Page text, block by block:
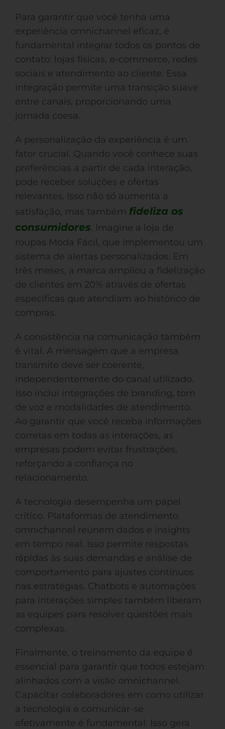
Para garantir que você tenha uma
experiência omnichannel eficaz, é
fundamental integrar todos os pontos de
contato: lojas físicas, e-commerce, redes
sociais e atendimento ao cliente. Essa
integração permite uma transição suave
entre canais, proporcionando uma
jornada coesa.
A personalização da experiência é um
fator crucial. Quando você conhece suas
preferências a partir de cada interação,
pode receber soluções e ofertas
relevantes. Isso não só aumenta a
satisfação, mas também fideliza os
consumidores. Imagine a loja de
roupas Moda Fácil, que implementou um
sistema de alertas personalizados. Em
três meses, a marca ampliou a fidelização
de clientes em 20% através de ofertas
específicas que atendiam ao histórico de
compras.
A consistência na comunicação também
é vital. A mensagem que a empresa
transmite deve ser coerente,
independentemente do canal utilizado.
Isso inclui integrações de branding, tom
de voz e modalidades de atendimento.
Ao garantir que você receba informações
corretas em todas as interações, as
empresas podem evitar frustrações,
reforçando a confiança no
relacionamento.
A tecnologia desempenha um papel
crítico. Plataformas de atendimento
omnichannel reúnem dados e insights
em tempo real. Isso permite respostas
rápidas às suas demandas e análise de
comportamento para ajustes contínuos
nas estratégias. Chatbots e automações
para interações simples também liberam
as equipes para resolver questões mais
complexas.
Finalmente, o treinamento da equipe é
essencial para garantir que todos estejam
alinhados com a visão omnichannel.
Capacitar colaboradores em como utilizar
a tecnologia e comunicar-se
efetivamente é fundamental. Isso gera